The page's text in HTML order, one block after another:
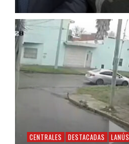
CENTRALES DESTACADAS LANÚS